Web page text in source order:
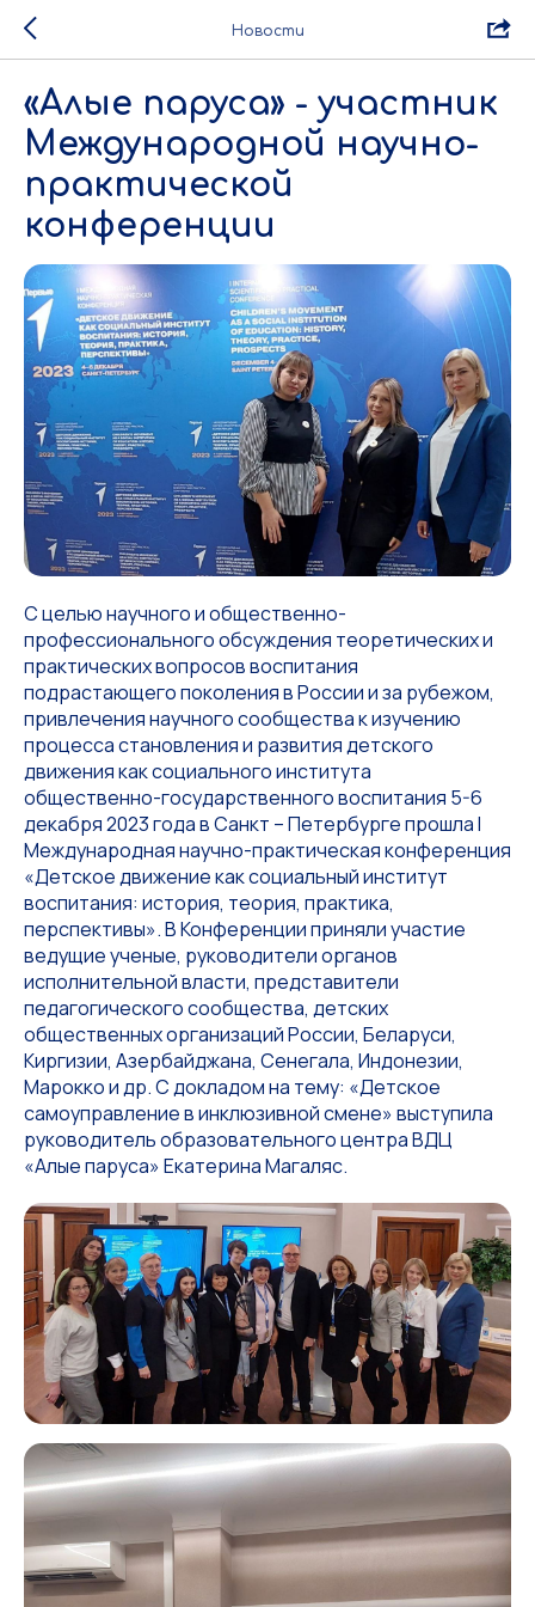
Новости
«Алые паруса» - участник
Международной научно-
практической
конференции
С целью научного и общественно-
профессионального обсуждения теоретических и
практических вопросов воспитания
подрастающего поколения в России и за рубежом,
привлечения научного сообщества к изучению
процесса становления и развития детского
движения как социального института
общественно-государственного воспитания 5-6
декабря 2023 года в Санкт – Петербурге прошла I
Международная научно-практическая конференция
«Детское движение как социальный институт
воспитания: история, теория, практика,
перспективы». В Конференции приняли участие
ведущие ученые, руководители органов
исполнительной власти, представители
педагогического сообщества, детских
общественных организаций России, Беларуси,
Киргизии, Азербайджана, Сенегала, Индонезии,
Марокко и др. С докладом на тему: «Детское
самоуправление в инклюзивной смене» выступила
руководитель образовательного центра ВДЦ
«Алые паруса» Екатерина Магаляс.